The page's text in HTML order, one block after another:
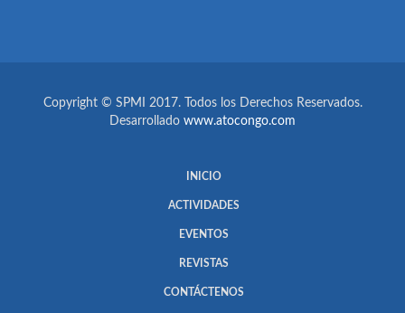
Copyright © SPMI 2017. Todos los Derechos Reservados.
Desarrollado www.atocongo.com
INICIO
ACTIVIDADES
EVENTOS
REVISTAS
CONTÁCTENOS